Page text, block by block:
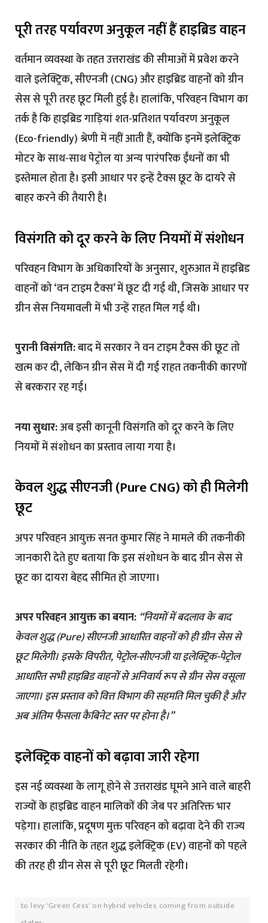
पूरी तरह पर्यावरण अनुकूल नहीं हैं हाइब्रिड वाहन
वर्तमान व्यवस्था के तहत उत्तराखंड की सीमाओं में प्रवेश करने
वाले इलेक्ट्रिक, सीएनजी (CNG) और हाइब्रिड वाहनों को ग्रीन
सेस से पूरी तरह छूट मिली हुई है। हालांकि, परिवहन विभाग का
तर्क है कि हाइब्रिड गाड़ियां शत-प्रतिशत पर्यावरण अनुकूल
(Eco-friendly) श्रेणी में नहीं आती हैं, क्योंकि इनमें इलेक्ट्रिक
मोटर के साथ-साथ पेट्रोल या अन्य पारंपरिक ईंधनों का भी
इस्तेमाल होता है। इसी आधार पर इन्हें टैक्स छूट के दायरे से
बाहर करने की तैयारी है।
विसंगति को दूर करने के लिए नियमों में संशोधन
परिवहन विभाग के अधिकारियों के अनुसार, शुरुआत में हाइब्रिड
वाहनों को ‘वन टाइम टैक्स’ में छूट दी गई थी, जिसके आधार पर
ग्रीन सेस नियमावली में भी उन्हें राहत मिल गई थी।
पुरानी विसंगति:बाद में सरकार ने वन टाइम टैक्स की छूट तो
खत्म कर दी, लेकिन ग्रीन सेस में दी गई राहत तकनीकी कारणों
से बरकरार रह गई।
नया सुधार:अब इसी कानूनी विसंगति को दूर करने के लिए
नियमों में संशोधन का प्रस्ताव लाया गया है।
केवल शुद्ध सीएनजी (Pure CNG) को ही मिलेगी
छूट
अपर परिवहन आयुक्त सनत कुमार सिंह ने मामले की तकनीकी
जानकारी देते हुए बताया कि इस संशोधन के बाद ग्रीन सेस से
छूट का दायरा बेहद सीमित हो जाएगा।
अपर परिवहन आयुक्त का बयान: “नियमों में बदलाव के बाद
केवल शुद्ध (Pure) सीएनजी आधारित वाहनों को ही ग्रीन सेस से
छूट मिलेगी। इसके विपरीत, पेट्रोल-सीएनजी या इलेक्ट्रिक-पेट्रोल
आधारित सभी हाइब्रिड वाहनों से अनिवार्य रूप से ग्रीन सेस वसूला
जाएगा। इस प्रस्ताव को वित्त विभाग की सहमति मिल चुकी है और
अब अंतिम फैसला कैबिनेट स्तर पर होना है।”
इलेक्ट्रिक वाहनों को बढ़ावा जारी रहेगा
इस नई व्यवस्था के लागू होने से उत्तराखंड घूमने आने वाले बाहरी
राज्यों के हाइब्रिड वाहन मालिकों की जेब पर अतिरिक्त भार
पड़ेगा। हालांकि, प्रदूषण मुक्त परिवहन को बढ़ावा देने की राज्य
सरकार की नीति के तहत शुद्ध इलेक्ट्रिक (EV) वाहनों को पहले
की तरह ही ग्रीन सेस से पूरी छूट मिलती रहेगी।
to levy 'Green Cess' on hybrid vehicles coming from outside